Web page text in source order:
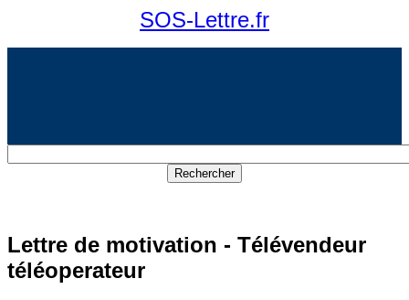
SOS-Lettre.fr
Lettre de motivation - Télévendeur
téléoperateur